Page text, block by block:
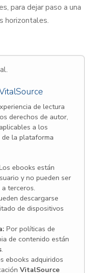
para dejar paso a una
horizontales.
de lectura
derechos de autor,
a los
la plataforma
ebooks están
y no pueden ser
terceros.
descargarse
de dispositivos
Por políticas de
de contenido están
.
ebooks adquiridos
VitalSource